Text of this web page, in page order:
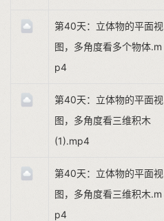
第40天：立体物的平面视
图，多角度看多个物体.m
p4
第40天：立体物的平面视
图，多角度看三维积木
(1).mp4
第40天：立体物的平面视
图，多角度看三维积木.m
p4